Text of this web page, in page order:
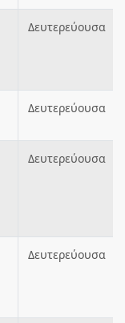
Δευτερεύουσα
Δευτερεύουσα
Δευτερεύουσα
Δευτερεύουσα